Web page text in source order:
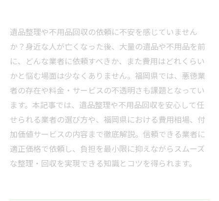
遺品整理や不用品回収の依頼に不安を感じていません
か？身近な人が亡くなった後、大量の遺品や不用品を前
に、どんな業者に依頼すべきか、また費用はどれくらい
かと悩む場面は少なくありません。福岡県では、悪徳業
者の存在や料金・サービスの不透明さも課題となってい
ます。本記事では、遺品整理や不用品回収を安心して任
せられる業者の選び方や、福岡県における費用相場、付
加価値サービスの内容まで徹底解説。信頼できる業者に
適正価格で依頼し、負担を最小限に抑えながらスムーズ
な整理・回収を実現できる知識とコツを得られます。